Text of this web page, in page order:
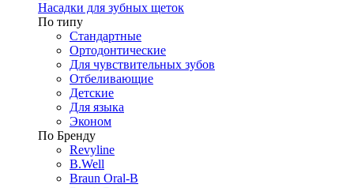
Насадки для зубных щеток
По типу
Стандартные
Ортодонтические
Для чувствительных зубов
Отбеливающие
Детские
Для языка
Эконом
По Бренду
Revyline
B.Well
Braun Oral-B